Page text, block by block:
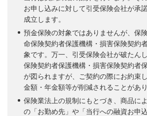
お申し込みに対して引受保険会社が承
成立します。
預金保険の対象ではありませんが、保
命保険契約者保護機構・損害保険契約
象です。万一、引受保険会社が破たん
保険契約者保護機構・損害保険契約者
が図られますが、ご契約の際にお約束
金額・年金額等が削減されることがあり
保険業法上の規制にもとづき、商品に
の「お勤め先」や「当行への融資お申